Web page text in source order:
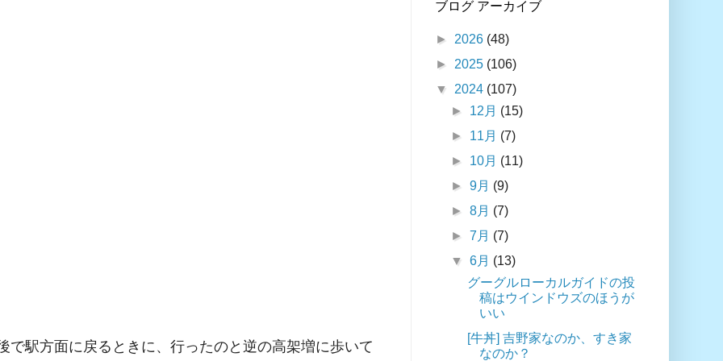
で駅方面に戻るときに、行ったのと逆の高架増に歩いて
ブログ アーカイブ
► 2026 (48)
► 2025 (106)
▼ 2024 (107)
► 12月 (15)
► 11月 (7)
► 10月 (11)
►9月 (9)
►8月 (7)
►7月 (7)
▼6月 (13)
グーグルローカルガイドの投
稿はウインドウズのほうが
いい
[牛丼] 吉野家なのか、すき家
なのか？